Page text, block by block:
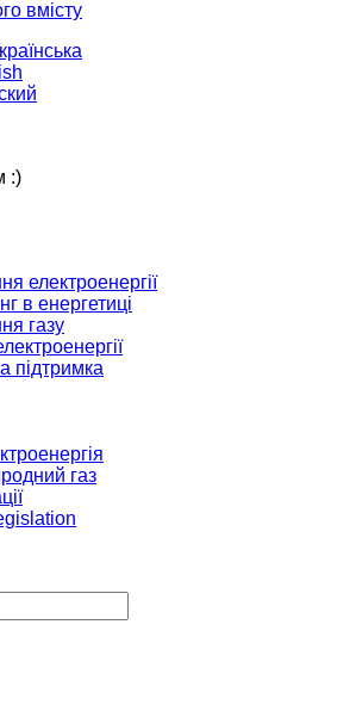
вмісту
:)
електроенергії
в енергетиці
газу
підтримка
газ